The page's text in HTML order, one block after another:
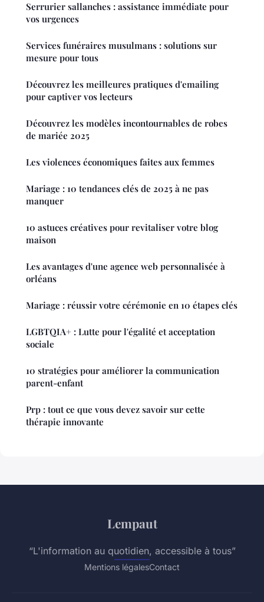
Serrurier sallanches : assistance immédiate pour
vos urgences
Services funéraires musulmans : solutions sur
mesure pour tous
Découvrez les meilleures pratiques d'emailing
pour captiver vos lecteurs
Découvrez les modèles incontournables de robes
de mariée 2025
Les violences économiques faites aux femmes
Mariage : 10 tendances clés de 2025 à ne pas
manquer
10 astuces créatives pour revitaliser votre blog
maison
Les avantages d'une agence web personnalisée à
orléans
Mariage : réussir votre cérémonie en 10 étapes clés
LGBTQIA+ : Lutte pour l'égalité et acceptation
sociale
10 stratégies pour améliorer la communication
parent-enfant
Prp : tout ce que vous devez savoir sur cette
thérapie innovante
Lempaut
“L'information au quotidien, accessible à tous”
Mentions légalesContact